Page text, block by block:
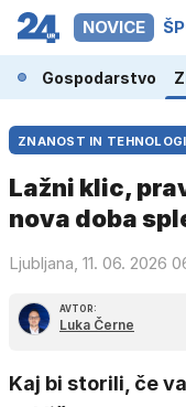
NOVICE
Gospodarstvo
ZNANOST IN
Lažni klic,
nova doba
Ljubljana, 11. 06. 2026
AVTOR:
Luka Černe
Kaj bi storili, če